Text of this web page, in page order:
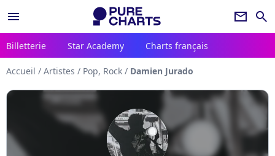
menu newsletter search
Billetterie Star Academy Charts français
Accueil / Artistes / Pop, Rock / Damien Jurado